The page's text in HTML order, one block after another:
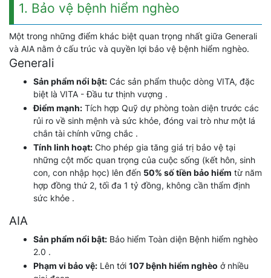
1. Bảo vệ bệnh hiểm nghèo
Một trong những điểm khác biệt quan trọng nhất giữa Generali
và AIA nằm ở cấu trúc và quyền lợi bảo vệ bệnh hiểm nghèo.
Generali
Sản phẩm nổi bật: Các sản phẩm thuộc dòng VITA, đặc
biệt là VITA - Đầu tư thịnh vượng .
Điểm mạnh: Tích hợp Quỹ dự phòng toàn diện trước các
rủi ro về sinh mệnh và sức khỏe, đóng vai trò như một lá
chắn tài chính vững chắc .
Tính linh hoạt: Cho phép gia tăng giá trị bảo vệ tại
những cột mốc quan trọng của cuộc sống (kết hôn, sinh
con, con nhập học) lên đến 50% số tiền bảo hiểm từ năm
hợp đồng thứ 2, tối đa 1 tỷ đồng, không cần thẩm định
sức khỏe .
AIA
Sản phẩm nổi bật: Bảo hiểm Toàn diện Bệnh hiểm nghèo
2.0 .
Phạm vi bảo vệ: Lên tới 107 bệnh hiểm nghèo ở nhiều